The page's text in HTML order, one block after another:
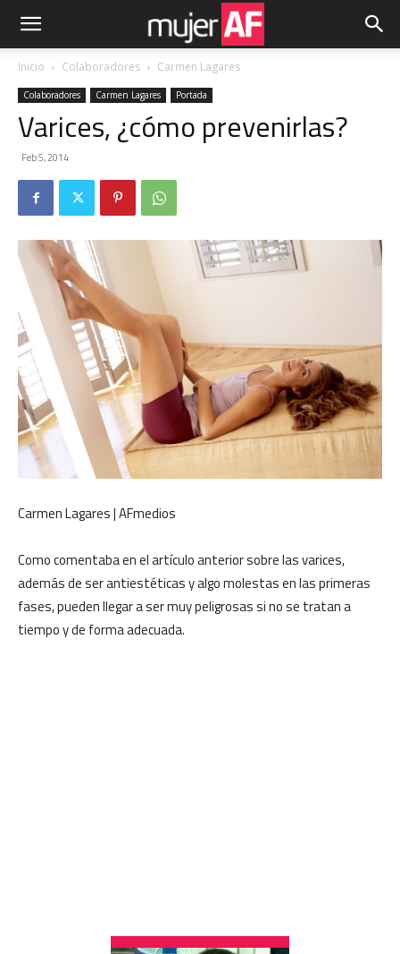
Inicio Colaboradores Carmen Lagares
Colaboradores Carmen Lagares Portada
Varices, ¿cómo prevenirlas?
Feb 5, 2014
Carmen Lagares | AFmedios
Como comentaba en el artículo anterior sobre las varices,
además de ser antiestéticas y algo molestas en las primeras
fases, pueden llegar a ser muy peligrosas si no se tratan a
tiempo y de forma adecuada.